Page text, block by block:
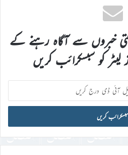
خبروں سے آگاہ رہنے کے
کو سبسکرائب کریں